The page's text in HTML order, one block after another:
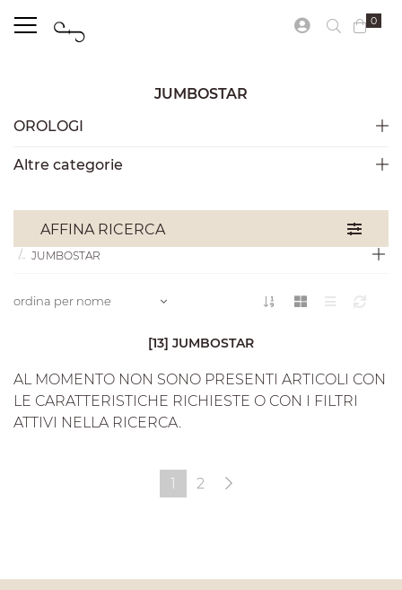
0
JUMBOSTAR
OROLOGI
Altre categorie
AFFINA RICERCA
JUMBOSTAR
ordina per nome
[13] JUMBOSTAR
AL MOMENTO NON SONO PRESENTI ARTICOLI CON
LE CARATTERISTICHE RICHIESTE O CON I FILTRI
ATTIVI NELLA RICERCA.
1 2